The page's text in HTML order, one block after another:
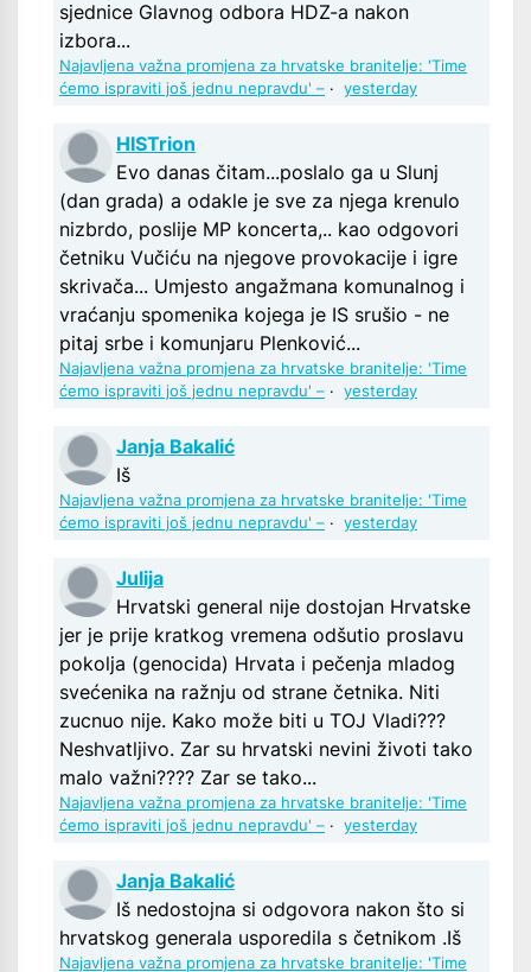
sjednice Glavnog odbora HDZ-a nakon
izbora...
Najavljena važna promjena za hrvatske branitelje: 'Time
ćemo ispraviti još jednu nepravdu' – · yesterday
HISTrion
Evo danas čitam...poslalo ga u Slunj
(dan grada) a odakle je sve za njega krenulo
nizbrdo, poslije MP koncerta,.. kao odgovori
četniku Vučiću na njegove provokacije i igre
skrivača... Umjesto angažmana komunalnog i
vraćanju spomenika kojega je IS srušio - ne
pitaj srbe i komunjaru Plenković...
Najavljena važna promjena za hrvatske branitelje: 'Time
ćemo ispraviti još jednu nepravdu' – · yesterday
Janja Bakalić
Iš
Najavljena važna promjena za hrvatske branitelje: 'Time
ćemo ispraviti još jednu nepravdu' – · yesterday
Julija
Hrvatski general nije dostojan Hrvatske
jer je prije kratkog vremena odšutio proslavu
pokolja (genocida) Hrvata i pečenja mladog
svećenika na ražnju od strane četnika. Niti
zucnuo nije. Kako može biti u TOJ Vladi???
Neshvatljivo. Zar su hrvatski nevini životi tako
malo važni???? Zar se tako...
Najavljena važna promjena za hrvatske branitelje: 'Time
ćemo ispraviti još jednu nepravdu' – · yesterday
Janja Bakalić
Iš nedostojna si odgovora nakon što si
hrvatskog generala usporedila s četnikom .Iš
Najavljena važna promjena za hrvatske branitelje: 'Time